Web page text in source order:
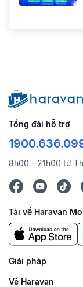
Tổng đài hỗ trợ
8h00 - 21h00 từ
Tải về Haravan
Giải pháp
Về Haravan